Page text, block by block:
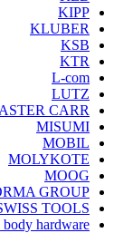
KIPP
KLUBER
KSB
KTR
L-com
LUTZ
CARR
MISUMI
MOBIL
MOLYKOTE
MOOG
GROUP
TOOLS
body hardware